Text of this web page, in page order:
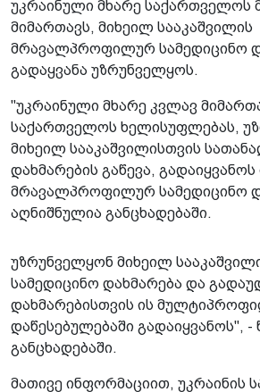
უკრაინული მხარე საქართველოს
მიმართავს, მიხეილ სააკაშვილის
მრავალპროფილურ სამედიცინო
გადაყვანა უზრუნველყოს.
"უკრაინული მხარე კვლავ
საქართველოს ხელისუფლებას,
მიხეილ სააკაშვილისთვის
დახმარების გაწევა, გადაიყვანოს
მრავალპროფილურ სამედიცინო
აღნიშნულია განცხადებაში.
უზრუნველყონ მიხეილ
სამედიცინო დახმარება და
დახმარებისთვის ის
დაწესებულებაში გადაიყვანოს", -
განცხადებაში.
მათივე ინფორმაციით, უკრაინის